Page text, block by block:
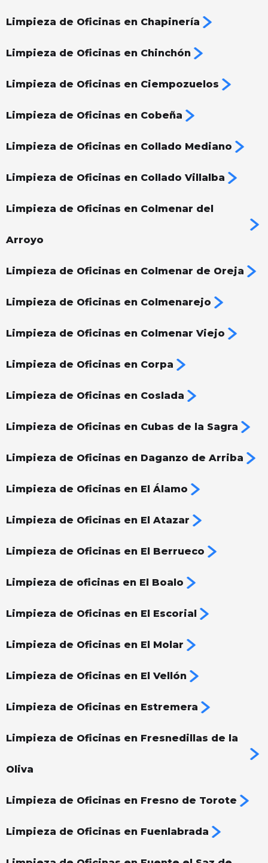
Limpieza de Oficinas en Chapinería
Limpieza de Oficinas en Chinchón
Limpieza de Oficinas en Ciempozuelos
Limpieza de Oficinas en Cobeña
Limpieza de Oficinas en Collado Mediano
Limpieza de Oficinas en Collado Villalba
Limpieza de Oficinas en Colmenar del
Arroyo
Limpieza de Oficinas en Colmenar de Oreja
Limpieza de Oficinas en Colmenarejo
Limpieza de Oficinas en Colmenar Viejo
Limpieza de Oficinas en Corpa
Limpieza de Oficinas en Coslada
Limpieza de Oficinas en Cubas de la Sagra
Limpieza de Oficinas en Daganzo de Arriba
Limpieza de Oficinas en El Álamo
Limpieza de Oficinas en El Atazar
Limpieza de Oficinas en El Berrueco
Limpieza de oficinas en El Boalo
Limpieza de Oficinas en El Escorial
Limpieza de Oficinas en El Molar
Limpieza de Oficinas en El Vellón
Limpieza de Oficinas en Estremera
Limpieza de Oficinas en Fresnedillas de la
Oliva
Limpieza de Oficinas en Fresno de Torote
Limpieza de Oficinas en Fuenlabrada